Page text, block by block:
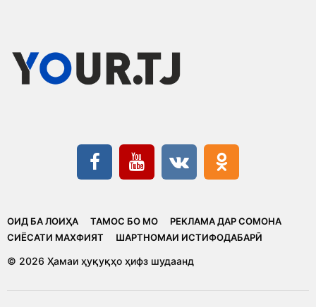
ОИД БА ЛОИҲА ТАМОС БО МО
РЕКЛАМА ДАР СОМОНА
CИЁСАТИ МАХФИЯТ
ШАРТНОМАИ ИСТИФОДАБАРӢ
© 2026 Ҳамаи ҳуқуқҳо ҳифз шудаанд